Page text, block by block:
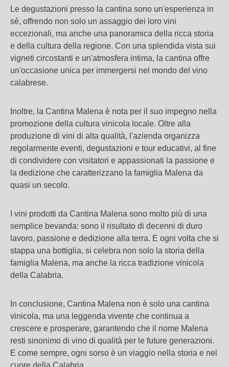
Le degustazioni presso la cantina sono un'esperienza in
sé, offrendo non solo un assaggio dei loro vini
eccezionali, ma anche una panoramica della ricca storia
e della cultura della regione. Con una splendida vista sui
vigneti circostanti e un'atmosfera intima, la cantina offre
un'occasione unica per immergersi nel mondo del vino
calabrese.
Inoltre, la Cantina Malena è nota per il suo impegno nella
promozione della cultura vinicola locale. Oltre alla
produzione di vini di alta qualità, l'azienda organizza
regolarmente eventi, degustazioni e tour educativi, al fine
di condividere con visitatori e appassionati la passione e
la dedizione che caratterizzano la famiglia Malena da
quasi un secolo.
I vini prodotti da Cantina Malena sono molto più di una
semplice bevanda: sono il risultato di decenni di duro
lavoro, passione e dedizione alla terra. E ogni volta che si
stappa una bottiglia, si celebra non solo la storia della
famiglia Malena, ma anche la ricca tradizione vinicola
della Calabria.
In conclusione, Cantina Malena non è solo una cantina
vinicola, ma una leggenda vivente che continua a
crescere e prosperare, garantendo che il nome Malena
resti sinonimo di vino di qualità per le future generazioni.
E come sempre, ogni sorso è un viaggio nella storia e nel
cuore della Calabria.